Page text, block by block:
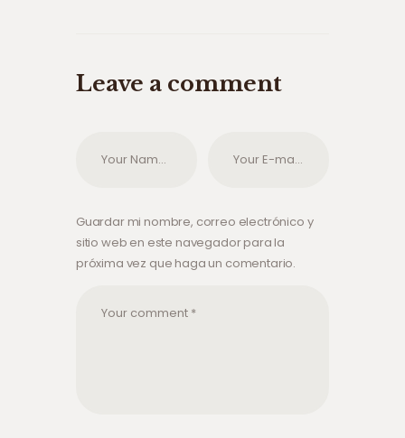
Leave a comment
Guardar mi nombre, correo electrónico y
sitio web en este navegador para la
próxima vez que haga un comentario.